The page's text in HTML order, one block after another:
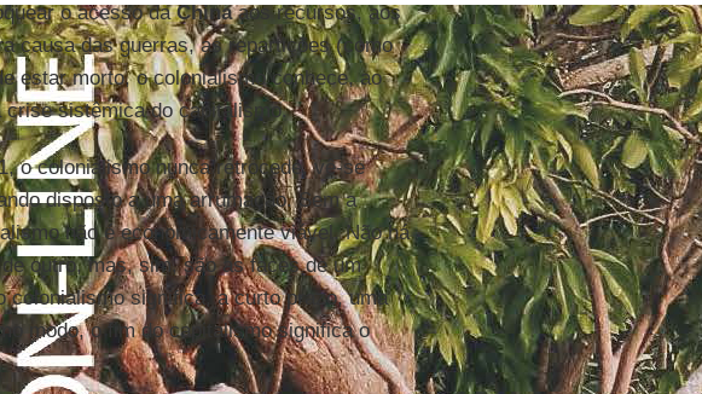
o acesso daChinaaos recursos, aos
causa das guerras, as repartições (como
estar morto, o colonialismo conhece, ao
crise sistêmica do capitalismo.
o colonialismo nunca retrocede, vê-se
disposto a uma arrumação. Sem a
não é economicamente viável. Não há
outro, mas, sim, são as faces de um
colonialismo significa, a curto prazo, uma
modo, o fim do capitalismo significa o